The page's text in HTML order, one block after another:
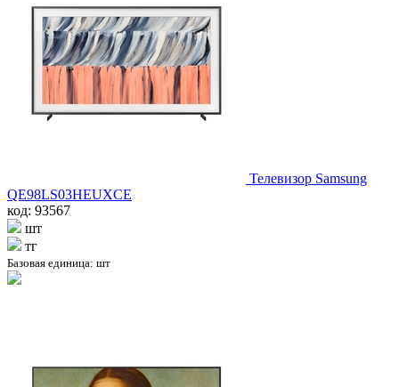
Телевизор Samsung
QE98LS03HEUXCE
код: 93567
шт
тг
Базовая единица: шт